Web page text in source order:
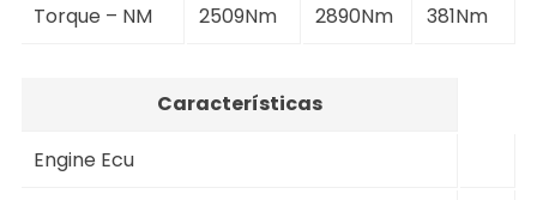
Torque – NM 2509Nm 2890Nm 381Nm
Características
Engine Ecu